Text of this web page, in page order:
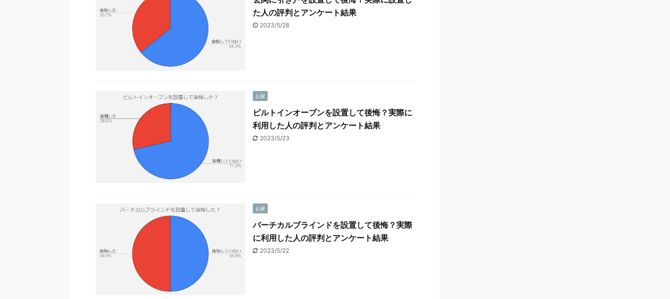
た人の評判とアンケート結果
2023/5/28
お家
ビルトインオーブンを設置して後悔？実際に
利用した人の評判とアンケート結果
2023/5/23
お家
バーチカルブラインドを設置して後悔？実際
に利用した人の評判とアンケート結果
2023/5/22